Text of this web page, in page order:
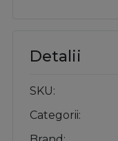
Detalii
SKU
Categorii